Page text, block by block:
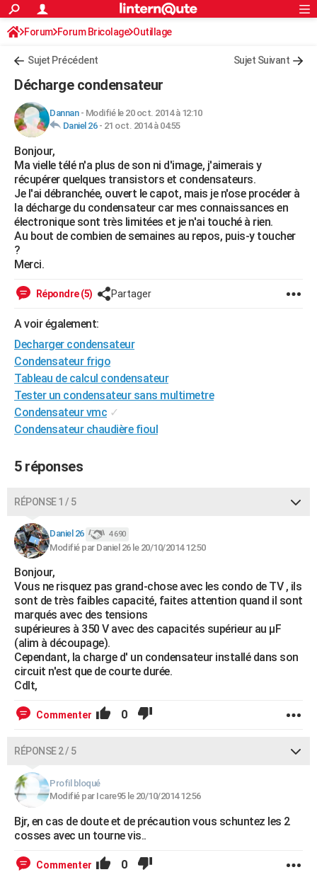
ACTUALITÉS
Politique
Société
Faits Divers
Education
Monde
Villes
+
FINANCE
Retraite
Impôts
Epargne
Immobilier
Risques naturels par ville
Banque
Assurance
Crédit
AUTO
Essais
Réserver un essai
Citadines
Berlines
SUV
Forum auto
+HIGH-TECH
Mobiles
Meilleur smartphone
Internet
Ordinateurs
Jeux vidéo
Guide high-tech
+BRICOLAGE
Forum
Aménagement intérieur
Extérieur
Cuisine
Salle de bains
Jardinage
Rangement
WEEK-END
Guides de France
Escapades
Patrimoine
Expositions
Musées
Week-end nature
+LIFESTYLE
Alimentation
Guide de la santé
Maladies
Médicaments
Sommeil
Destinations
City break
Voyage nature
Voyage de noces
Forum
Climat
+
GUIDES D'ACHAT
BONS PLANS
CARTE DE VOEUX
Dictionnaire
Biographies
Citations
Expressions
Proverbes
PROGRAMME TV
COPAINS D'AVANT
S'inscrire
Se connecter
Lycées
Collèges
Primaires
Universités
Entreprises
Service militaire
Avis de recherche
AVIS DE DÉCÈS
Bricolage
Lifestyle
Culture
Sport
Auto
Television
Voyage
Cinema
S'inscrire
Connexion
Forum Forum Bricolage Outillage
Sujet Précédent Sujet Suivant
Décharge condensateur
Dannan- Modifié le 20 oct. 2014 à 12:10
Daniel 26- 21 oct. 2014 à 04:55
Bonjour,
Ma vielle télé n'a plus de son ni d'image, j'aimerais y
récupérer quelques transistors et condensateurs.
Je l'ai débranchée, ouvert le capot, mais je n'ose procéder à
la décharge du condensateur car mes connaissances en
électronique sont très limitées et je n'ai touché à rien.
Au bout de combien de semaines au repos, puis-y toucher
?
Merci.
Répondre (5) Partager
A voir également:
Decharger condensateur
Condensateur frigo
Tableau de calcul condensateur
Tester un condensateur sans multimetre
Condensateur vmc ✓
Condensateur chaudière fioul
5 réponses
RÉPONSE 1 / 5
Daniel 26 4 690
Modifié par Daniel 26 le 20/10/2014 12:50
Bonjour,
Vous ne risquez pas grand-chose avec les condo de TV , ils
sont de très faibles capacité, faites attention quand il sont
marqués avec des tensions
supérieures à 350 V avec des capacités supérieur au µF
(alim à découpage).
Cependant, la charge d' un condensateur installé dans son
circuit n'est que de courte durée.
Cdlt,
Commenter 0
RÉPONSE 2 / 5
Profil bloqué
Modifié par Icare95 le 20/10/2014 12:56
Bjr, en cas de doute et de précaution vous schuntez les 2
cosses avec un tourne vis..
Commenter 0